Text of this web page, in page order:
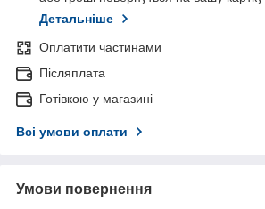
Детальніше
Оплатити частинами
Післяплата
Готівкою у магазині
Всі умови оплати
Умови повернення